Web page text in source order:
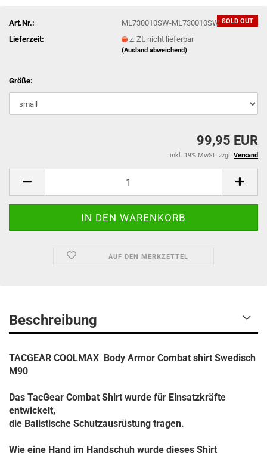
SOLD OUT
Art.Nr.:
ML730010SW-ML730010SW
Lieferzeit:
z. Zt. nicht lieferbar
(Ausland abweichend)
Größe:
99,95 EUR
inkl. 19% MwSt. zzgl. Versand
AUF DEN MERKZETTEL
Beschreibung
TACGEAR COOLMAX Body Armor Combat shirt Swedisch
M90
Das TacGear Combat Shirt wurde für Einsatzkräfte
entwickelt,
die Balistische Schutzausrüstung tragen.
Wie eine Hand im Handschuh wurde dieses Shirt